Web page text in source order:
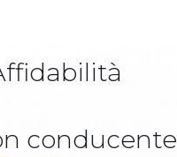
conducente